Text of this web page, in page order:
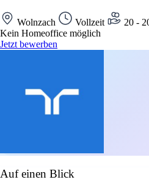
Wolnzach Vollzeit
20 -
Kein Homeoffice möglich
Jetzt bewerben
Auf einen Blick